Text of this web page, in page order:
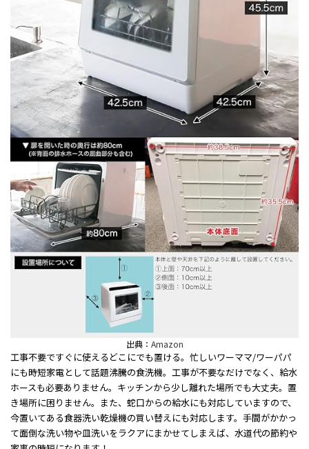
出典： Amazon
工事不要ですぐに使えるどこにでも置ける。忙しいワーママ/ワーパパ
にも時短家電として話題沸騰の食洗機。工事が不要なだけでなく、給水
ホースも必要ありません。キッチンから少し離れた場所でも大丈夫。置
き場所に困りません。また、蛇口からの給水にも対応していますので、
今置いてある食器洗い乾燥機の買い替えにも対応します。手間がかかっ
て面倒な洗い物や皿洗いをラクアにまかせてしまえば、水道代の節約や